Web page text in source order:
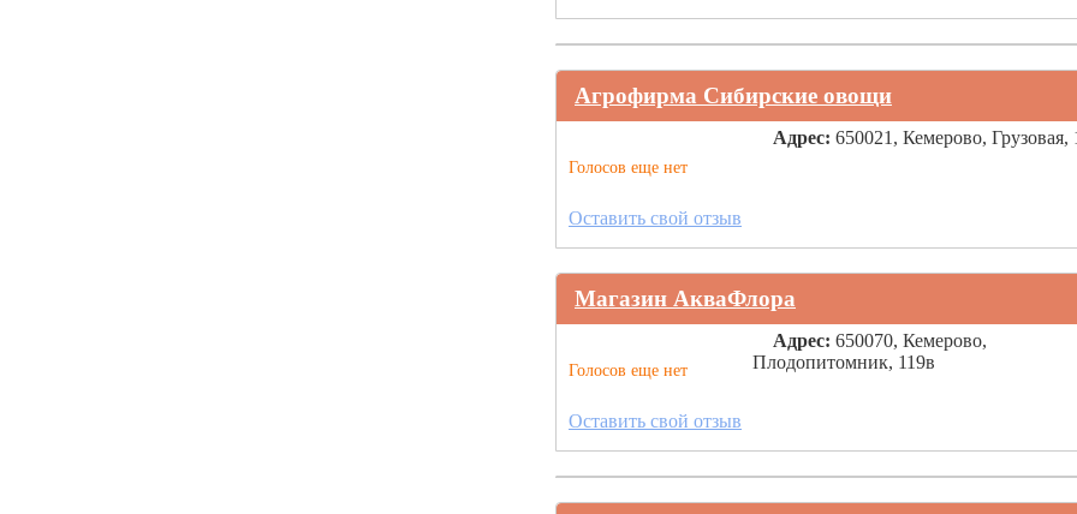
Агрофирма Сибирские овощи
Голосов еще нет
Адрес: 650021, Кемерово, Грузовая,
Оставить свой отзыв
Магазин АкваФлора
Голосов еще нет
Адрес: 650070, Кемерово,
Плодопитомник, 119в
Оставить свой отзыв